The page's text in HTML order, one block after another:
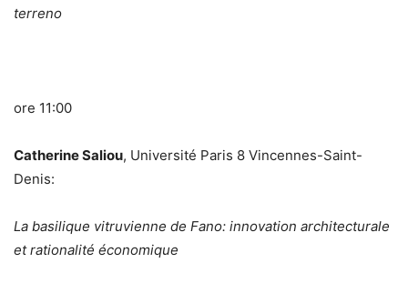
terreno
ore 11:00
Catherine Saliou, Université Paris 8 Vincennes-Saint-
Denis:
La basilique vitruvienne de Fano: innovation architecturale
et rationalité économique